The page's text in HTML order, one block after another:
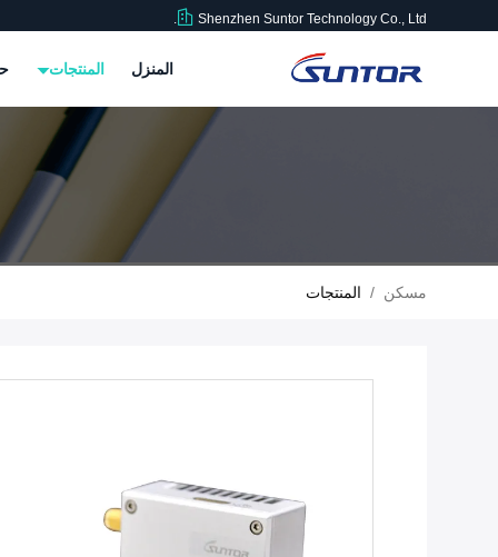
Shenzhen Suntor Technology Co., Ltd.
المنزل المنتجات
مسكن / المنتجات